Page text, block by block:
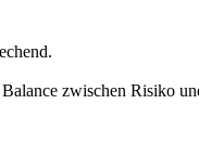
zwischen Risiko